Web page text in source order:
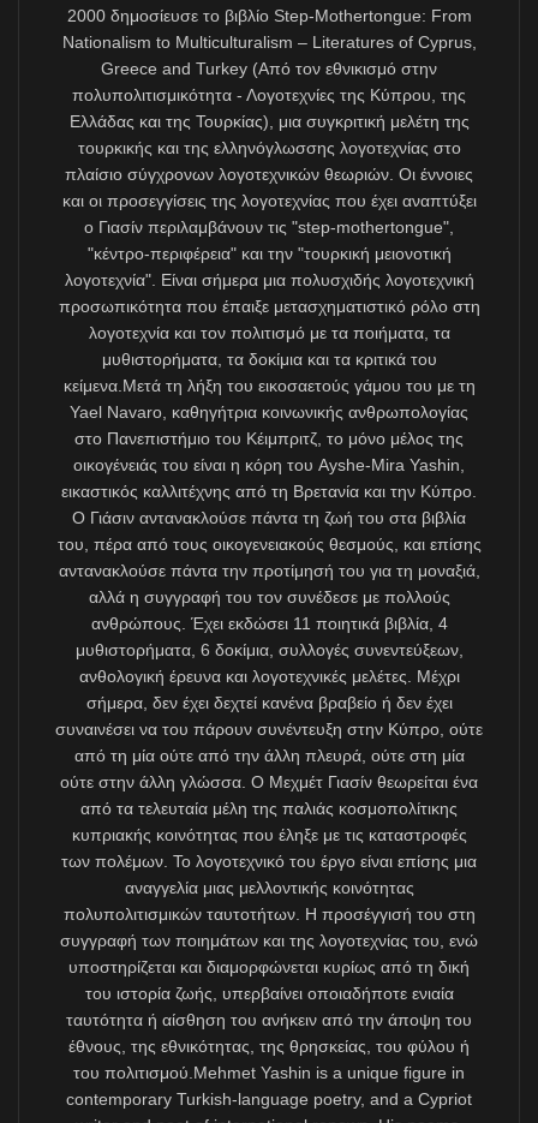
mahiyetindeki kısa bir mektubumu dosyaya iliştirdiler.
Bu vesileyle çeviri programında, “Kıbrıslıtürk yazarların
Türkçe yazdığı ve Yunancaya çevrilmiş bulunan
eserlerine de fon verileceği” yönünde değişiklik yapıldı.
Elbet orijinal dili Türkçe olan bir eserin Yunanca çevirisi
üzerinden sponsorluk alması yetersizdir. Ama Kıbrıs
Cumhuriyeti’nin attığı iyi niyetli yeni bir adımdır.
“TÜRKÇENİN AB DİLİ OLMASI 85 MİLYONLUK
TÜRKİYE İLE AB ÜLKELERİNDEKİ 7 MİLYONLUK
TÜRKÇE KONUŞAN KESİMİN DE MENFAATİNEDİR
VE TÜRKÇE RESMÎ AB DİLİ OLUNCA MUHTEMELEN
KIBRISLITÜRK CEMAATİNDEN ÇOK DAHA FAZLA
AB İMKÂNI ONLAR TARAFINDAN
KULLANILACAKTIR.”
Bu son olayla gördüm ki, eğer mevcut siyasi şartlar
altında uygulanabilecek bazı net öneriler sunulursa
bunların Kıbrıs Cumhuriyeti tarafından dikkate alınması
mümkün olabilir. Halbuki Brüksel’de “Türkçe AB dili
olsun” diyen AB’deki mevki sahibi Kıbrıslıtürk kökenli
sevgili siyasetçi dostlarımız, kendi cemaatlerinden
yazarların ricalarına rağmen bu meseleye ülke içinde
maalesef ilgi göstermediler. Kıbrıslıtürkler için Türkçeye
alan açılması amacıyla Kültür Yardımcı Bakanlığı ile
temas kurmama dahi Yunanistan’dan gazeteci
arkadaşlarım yardımcı oldular.
Kıbrıs Sorunu’nun bugünkü çıkmazında, hele
Türkiye’nin Kıbrıslıtürklerin kültürel varoluşunu silmeye
çalıştığı son dönemde, öncelikli talebimiz
Kıbrıslıtürklerin dil ve kültür haklarını korumak
olmalıdır. Çünkü Türkçenin AB dili olması 85 milyonluk
Türkiye ile AB ülkelerindeki 7 milyonluk Türkçe konuşan
kesimin de menfaatinedir ve Türkçe resmî AB dili
olunca muhtemelen Kıbrıslıtürk cemaatinden çok daha
fazla AB imkânı onlar tarafından kullanılacaktır.
Dolayısıyla Türkiye kamuoyunu bu konuda
aydınlatmak, Kıbrıs Cumhuriyeti üzerinden Türkçenin
AB resmî dili olacağı bilgisini Türk basınında paylaşıp,
Kıbrıs’ın adil ve kalıcı bir çözümle yeniden birleşmesi
için desteklerini kazanmak gerekir. Zaten 25 yıl önceki
deneyimlerden biliyoruz ki, Türkiye makamlarıyla şöyle
ya da böyle resmî temaslar kurulmadan Türkçenin AB
dili olması için ciddi adımlar atabilmek çok zordur.